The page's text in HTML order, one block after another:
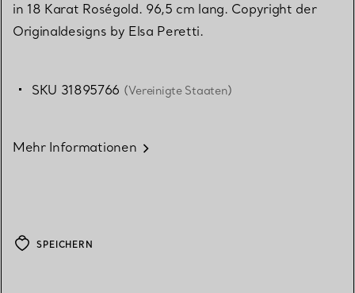
in 18 Karat Roségold. 96,5 cm lang. Copyright der
Originaldesigns by Elsa Peretti.
SKU 31895766 (Vereinigte Staaten)
Mehr Informationen
SPEICHERN